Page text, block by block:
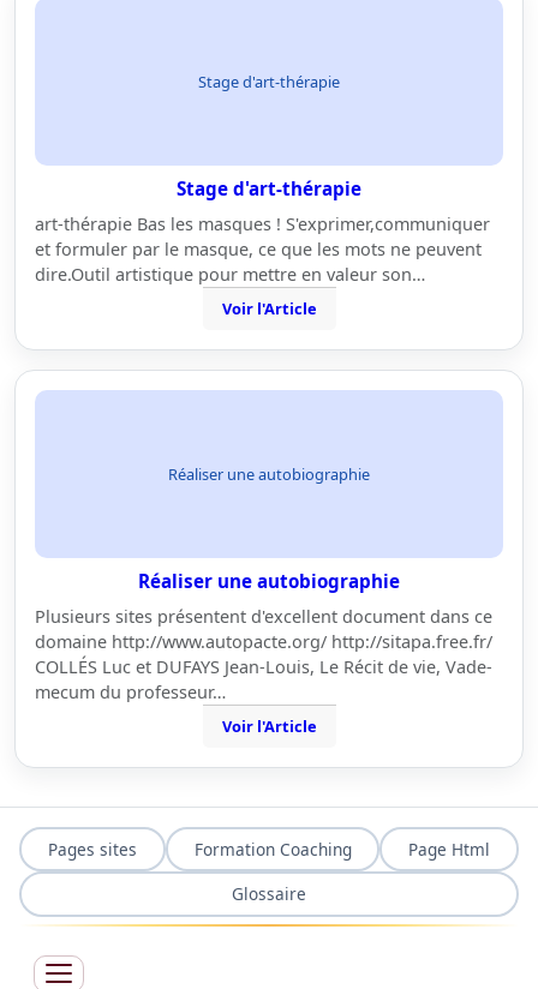
Stage d'art-thérapie
Stage d'art-thérapie
art-thérapie Bas les masques ! S'exprimer,communiquer
et formuler par le masque, ce que les mots ne peuvent
dire.Outil artistique pour mettre en valeur son…
Voir l'Article
Réaliser une autobiographie
Réaliser une autobiographie
Plusieurs sites présentent d'excellent document dans ce
domaine http://www.autopacte.org/ http://sitapa.free.fr/
COLLÉS Luc et DUFAYS Jean-Louis, Le Récit de vie, Vade-
mecum du professeur…
Voir l'Article
Pages sites Formation Coaching
Page Html
Glossaire